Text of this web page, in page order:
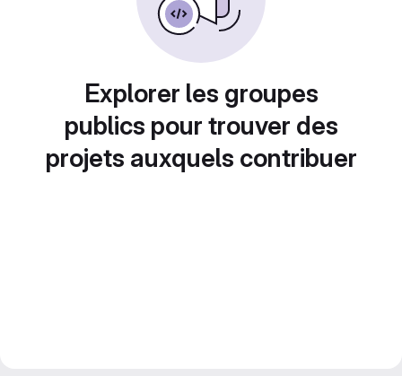
Explorer les groupes
publics pour trouver des
projets auxquels contribuer